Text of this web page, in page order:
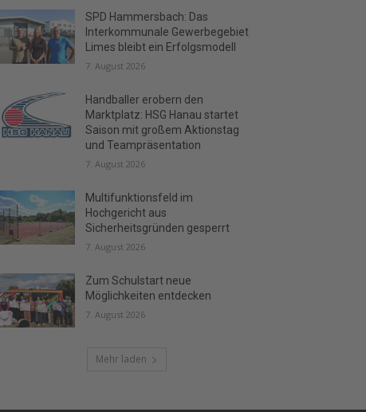
SPD Hammersbach: Das
Interkommunale Gewerbegebiet
Limes bleibt ein Erfolgsmodell
7. August 2026
Handballer erobern den
Marktplatz: HSG Hanau startet
Saison mit großem Aktionstag
und Teampräsentation
7. August 2026
Multifunktionsfeld im
Hochgericht aus
Sicherheitsgründen gesperrt
7. August 2026
Zum Schulstart neue
Möglichkeiten entdecken
7. August 2026
Mehr laden